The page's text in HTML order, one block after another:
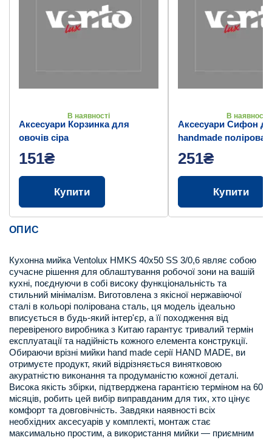
В наявності
Аксесуари Корзинка для
овочів сіра
151₴
Купити
В наявності
Аксесуари Сифон
handmade
251₴
Купити
ОПИС
Кухонна мийка Ventolux HMKS 40x50 SS 3/0,6 являє собою
сучасне рішення для облаштування робочої зони на вашій
кухні, поєднуючи в собі високу функціональність та
стильний мінімалізм. Виготовлена з якісної нержавіючої
сталі в кольорі полірована сталь, ця модель ідеально
вписується в будь-який інтер'єр, а її походження від
перевіреного виробника з Китаю гарантує тривалий термін
експлуатації та надійність кожного елемента конструкції.
Обираючи врізні мийки hand made серії HAND MADE, ви
отримуєте продукт, який відрізняється винятковою
акуратністю виконання та продуманістю кожної деталі.
Висока якість збірки, підтверджена гарантією терміном на 60
місяців, робить цей вибір виправданим для тих, хто цінує
комфорт та довговічність. Завдяки наявності всіх
необхідних аксесуарів у комплекті, монтаж стає
максимально простим, а використання мийки — приємним